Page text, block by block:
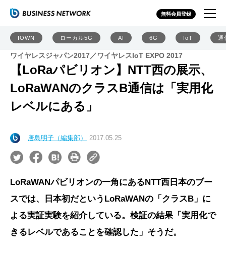
無料会員登録
IOWN ローカル5G AI 6G IoT 通
ワイヤレスジャパン2017／ワイヤレスIoT EXPO 2017
【LoRaパビリオン】NTT西の展示、
LoRaWANのクラスB通信は「実用化
レベルにある」
唐島明子（編集部） 2017.05.25
LoRaWANパビリオンの一角にあるNTT西日本のブー
スでは、日本初だというLoRaWANの「クラスB」に
よる実証実験を紹介している。検証の結果「実用化で
きるレベルであることを確認した」そうだ。